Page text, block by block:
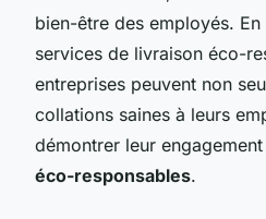
bien-être des employés.
services de livraison éco-
entreprises peuvent non
collations saines à leurs
démontrer leur
éco-responsables.